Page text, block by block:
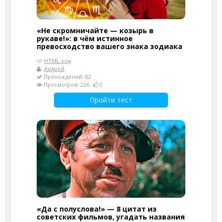
«Не скромничайте — козырь в
рукаве!»: в чём истинное
превосходство вашего знака зодиака
HTML-код
Андрей
Прохождений: 82
Просмотров: 236
0
Пройти тест
«Да с полуслова!» — 8 цитат из
советских фильмов, угадать названия